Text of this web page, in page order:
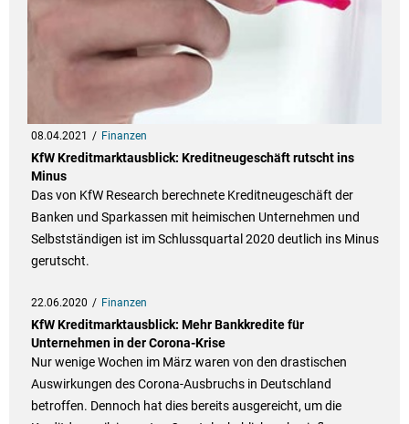
08.04.2021 Finanzen
KfW Kreditmarktausblick: Kreditneugeschäft rutscht ins
Minus
Das von KfW Research berechnete Kreditneugeschäft der
Banken und Sparkassen mit heimischen Unternehmen und
Selbstständigen ist im Schlussquartal 2020 deutlich ins Minus
gerutscht.
22.06.2020 Finanzen
KfW Kreditmarktausblick: Mehr Bankkredite für
Unternehmen in der Corona-Krise
Nur wenige Wochen im März waren von den drastischen
Auswirkungen des Corona-Ausbruchs in Deutschland
betroffen. Dennoch hat dies bereits ausgereicht, um die